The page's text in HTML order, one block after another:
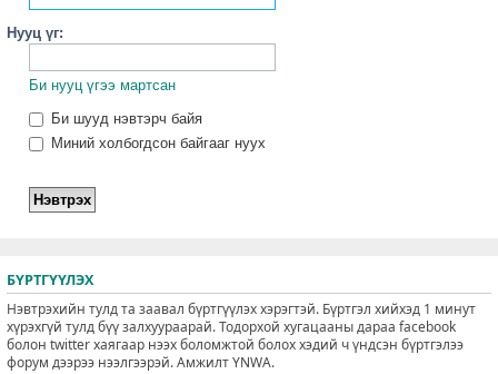
Нууц үг:
Би нууц үгээ мартсан
Би шууд нэвтэрч байя
Миний холбогдсон байгааг нуух
БҮРТГҮҮЛЭХ
Нэвтрэхийн тулд та заавал бүртгүүлэх хэрэгтэй. Бүртгэл хийхэд 1 минут
хүрэхгүй тулд бүү залхуураарай. Тодорхой хугацааны дараа facebook
болон twitter хаягаар нээх боломжтой болох хэдий ч үндсэн бүртгэлээ
форум дээрээ нээлгээрэй. Амжилт YNWA.